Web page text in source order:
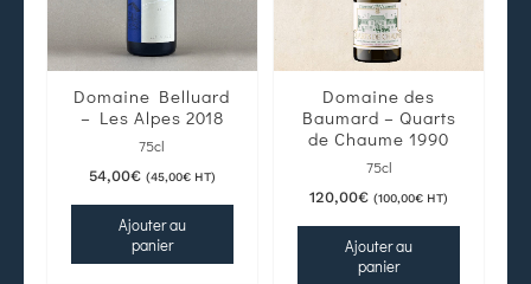
Domaine Belluard
– Les Alpes 2018
75cl
54,00€ (45,00€HT)
Ajouter au
panier
Domaine des
Baumard – Quarts
de Chaume 1990
75cl
120,00€ (100,00€ HT)
Ajouter au
panier